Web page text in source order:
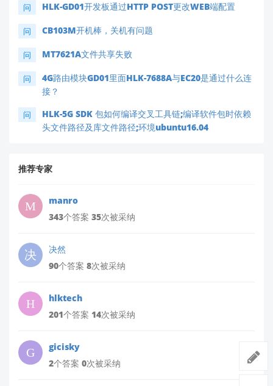
问 HLK-GD01开发板通过HTTP POST更改WEB端配置
问 CB103M开机棒，关机有问题
问 MT7621A文件共享失败
问
4G路由模块GD01里面HLK-7688A与EC20是通过什么连
接？
问
HLK-5G SDK 包如何编译交叉工具链;编译软件包时依赖
头文件路径及库文件路径;环境ubuntu16.04
推荐专家
manro
343个答案 35次被采纳
决然
90个答案 8次被采纳
hlktech
201个答案 14次被采纳
gicisky
2个答案 0次被采纳